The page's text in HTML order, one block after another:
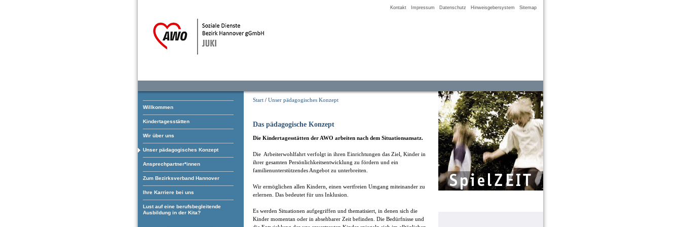
Kontakt Impressum Datenschutz Hinweisgebersystem Sitemap
Willkommen
Kindertagesstätten
Wir über uns
Unser pädagogisches Konzept
Ansprechpartner*innen
Zum Bezirksverband Hannover
Ihre Karriere bei uns
Lust auf eine berufsbegleitende
Ausbildung in der Kita?
Start / Unser pädagogisches Konzept
Das pädagogische Konzept
Die Kindertagesstätten der AWO arbeiten nach dem Situationsansatz.
Die Arbeiterwohlfahrt verfolgt in ihren Einrichtungen das Ziel, Kinder in
ihrer gesamten Persönlichkeitsentwicklung zu fördern und ein
familienunterstützendes Angebot zu unterbreiten.
Wir ermöglichen allen Kindern, einen wertfreien Umgang miteinander zu
erlernen. Das bedeutet für uns Inklusion.
Es werden Situationen aufgegriffen und thematisiert, in denen sich die
Kinder momentan oder in absehbarer Zeit befinden. Die Bedürfnisse und